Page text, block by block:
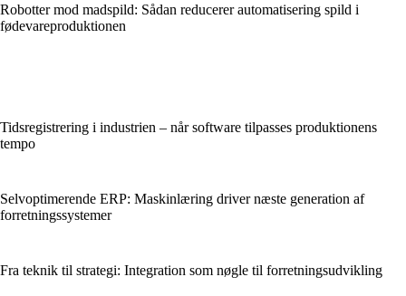
Robotter mod madspild: Sådan reducerer automatisering spild i
fødevareproduktionen
Tidsregistrering i industrien – når software tilpasses produktionens
tempo
Selvoptimerende ERP: Maskinlæring driver næste generation af
forretningssystemer
Fra teknik til strategi: Integration som nøgle til forretningsudvikling